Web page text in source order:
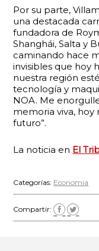
Por su parte,
una destacada
fundadora de
Shanghái, Salta y
caminando hace
invisibles que hoy
nuestra región
tecnología y
NOA. Me
memoria viva, hoy
futuro”.
La noticia en El
Categorías: Economía
Compartir: